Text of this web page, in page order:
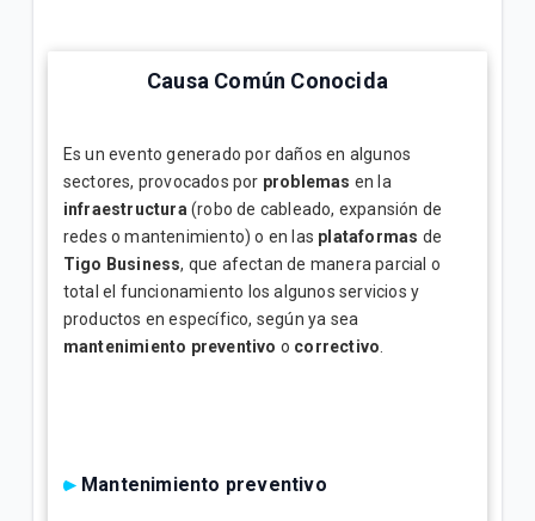
¿Cómo hacer reposición de SIM en Tigo Business
VER MÁS
Causa Común Conocida
Es un evento generado por daños en algunos
sectores, provocados por problemas en la
infraestructura(robo de cableado, expansión de
redes o mantenimiento) o en las plataformas de
Tigo Business, que afectan de manera parcial o
total el funcionamiento los algunos servicios y
productos en específico, según ya sea
mantenimiento preventivo o correctivo.
Mantenimiento preventivo